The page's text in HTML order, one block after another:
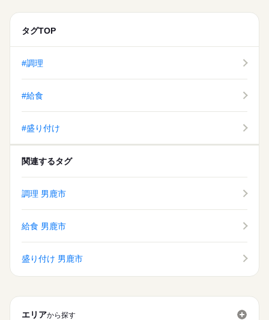
タグTOP
#調理
#給食
#盛り付け
関連するタグ
調理 男鹿市
給食 男鹿市
盛り付け 男鹿市
エリアから探す